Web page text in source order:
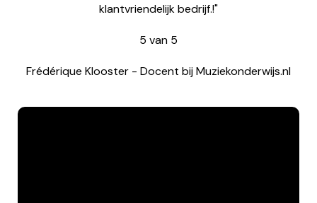
klantvriendelijk bedrijf.!"
5 van 5
Frédérique Klooster - Docent bij Muziekonderwijs.nl